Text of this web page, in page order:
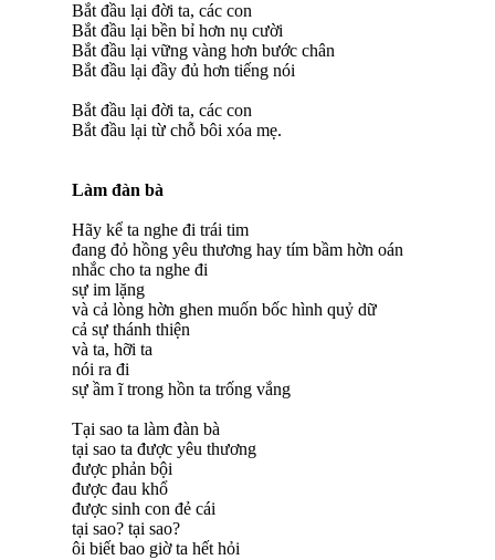
Bắt đầu lại đời ta, các con
Bắt đầu lại bền bỉ hơn nụ cười
Bắt đầu lại vững vàng hơn bước chân
Bắt đầu lại đầy đủ hơn tiếng nói
Bắt đầu lại đời ta, các con
Bắt đầu lại từ chỗ bôi xóa mẹ.
Làm đàn bà
Hãy kể ta nghe đi trái tim
đang đỏ hồng yêu thương hay tím bầm hờn oán
nhắc cho ta nghe đi
sự im lặng
và cả lòng hờn ghen muốn bốc hình quỷ dữ
cả sự thánh thiện
và ta, hỡi ta
nói ra đi
sự ầm ĩ trong hồn ta trống vắng
Tại sao ta làm đàn bà
tại sao ta được yêu thương
được phản bội
được đau khổ
được sinh con đẻ cái
tại sao? tại sao?
ôi biết bao giờ ta hết hỏi